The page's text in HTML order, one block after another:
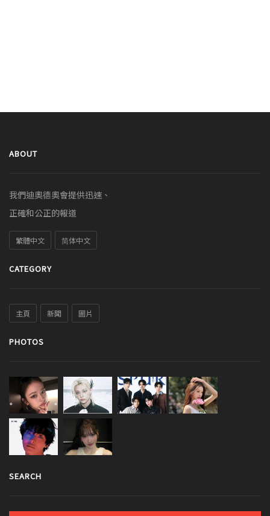
ABOUT
我們迪奧德奧會提供迅速、
正確和公正的報道
繁體中文 简体中文
CATEGORY
主頁 新聞 圖片
PHOTOS
SEARCH